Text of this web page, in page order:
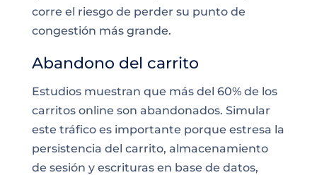
corre el riesgo de perder su punto de
congestión más grande.
Abandono del carrito
Estudios muestran que más del 60% de los
carritos online son abandonados. Simular
este tráfico es importante porque estresa la
persistencia del carrito, almacenamiento
de sesión y escrituras en base de datos,